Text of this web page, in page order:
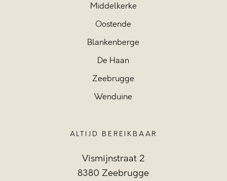
Middelkerke
Oostende
Blankenberge
De Haan
Zeebrugge
Wenduine
ALTIJD BEREIKBAAR
Vismijnstraat 2
8380 Zeebrugge